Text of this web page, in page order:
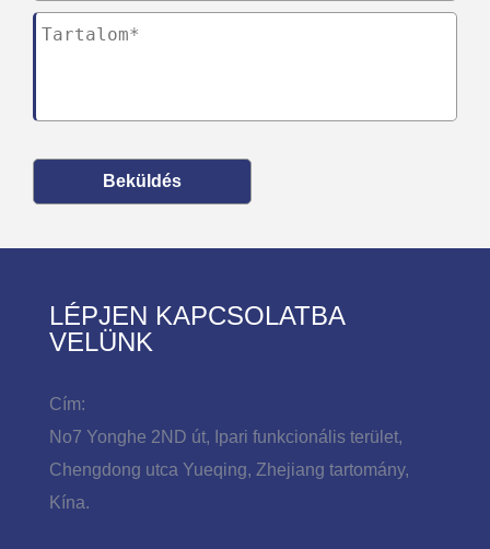
Beküldés
LÉPJEN KAPCSOLATBA
VELÜNK
Cím:
No7 Yonghe 2ND út, Ipari funkcionális terület,
Chengdong utca Yueqing, Zhejiang tartomány,
Kína.